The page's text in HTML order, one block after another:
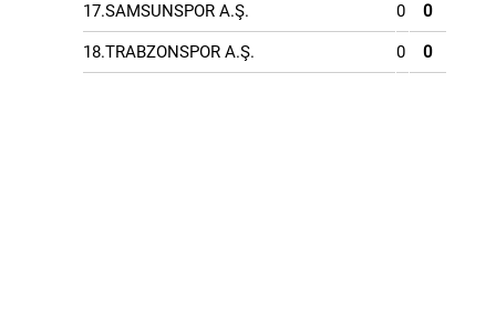
17.SAMSUNSPOR A.Ş. 0 0
18.TRABZONSPOR A.Ş. 0 0